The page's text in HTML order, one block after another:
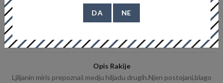
Voće: vilijamovka
Alkohol: 41%
Opis Rakije
Ljiljanin miris prepoznaš medju hiljadu drugih.Njen postojani,blago
DA NE